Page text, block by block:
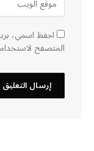
احفظ اسمي،
المتصفح